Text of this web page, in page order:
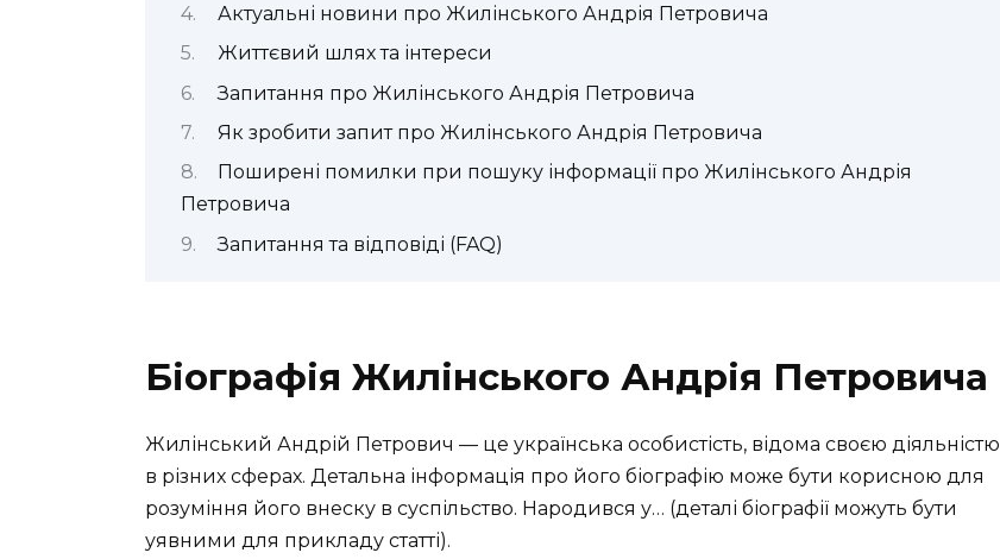
Актуальні новини про Жилінського Андрія Петровича
Життєвий шлях та інтереси
Запитання про Жилінського Андрія Петровича
Як зробити запит про Жилінського Андрія Петровича
Поширені помилки при пошуку інформації про Жилінського Андрія
Петровича
Запитання та відповіді (FAQ)
Біографія Жилінського Андрія Петровича
Жилінський Андрій Петрович — це українська особистість, відома своєю діяльністю
в різних сферах. Детальна інформація про його біографію може бути корисною для
розуміння його внеску в суспільство. Народився у… (деталі біографії можуть бути
уявними для прикладу статті).